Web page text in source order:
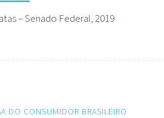
– Senado Federal, 2019
DO CONSUMIDOR BRASILEIRO